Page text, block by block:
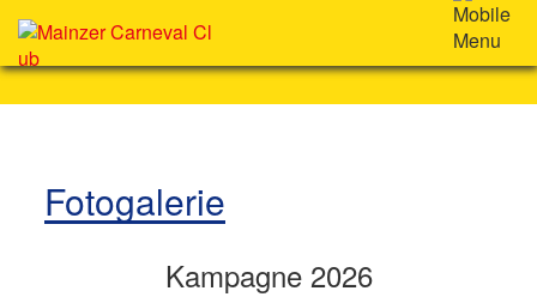
Fotogalerie
Kampagne 2026